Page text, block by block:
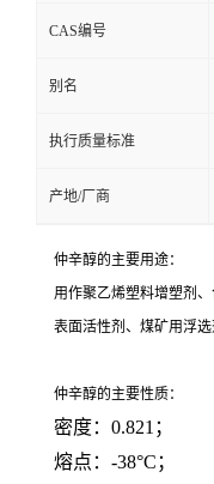
CAS编号
别名
执行质量标准
产地/厂商
仲辛醇的主要用途：
用作聚乙烯塑料增塑剂
表面活性剂、煤矿用浮选
仲辛醇的主要性质：
密度：0.821；
熔点：-38°C；